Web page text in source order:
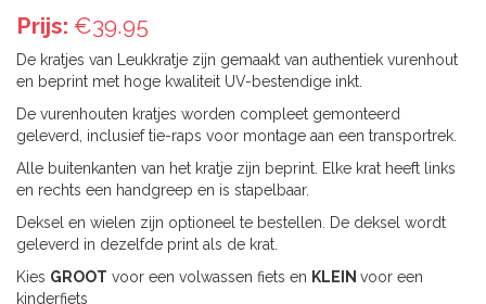
Prijs: €39.95
De kratjes van Leukkratje zijn gemaakt van authentiek vurenhout
en beprint met hoge kwaliteit UV-bestendige inkt.
De vurenhouten kratjes worden compleet gemonteerd
geleverd, inclusief tie-raps voor montage aan een transportrek.
Alle buitenkanten van het kratje zijn beprint. Elke krat heeft links
en rechts een handgreep en is stapelbaar.
Deksel en wielen zijn optioneel te bestellen. De deksel wordt
geleverd in dezelfde print als de krat.
Kies GROOT voor een volwassen fiets en KLEIN voor een
kinderfiets